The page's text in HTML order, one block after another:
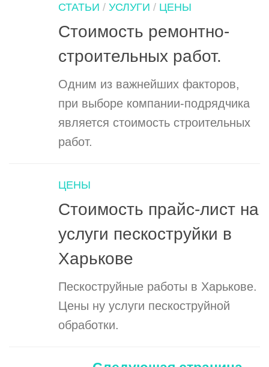
СТАТЬИ / УСЛУГИ / ЦЕНЫ
Стоимость ремонтно-
строительных работ.
Одним из важнейших факторов,
при выборе компании-подрядчика
является стоимость строительных
работ.
ЦЕНЫ
Стоимость прайс-лист на
услуги пескоструйки в
Харькове
Пескоструйные работы в Харькове.
Цены ну услуги пескоструйной
обработки.